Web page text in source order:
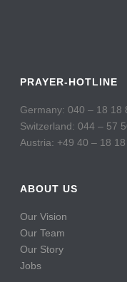
PRAYER-HOTLINE
Germany: 040 – 18 18
Switzerland: 044 – 57
Austria: +49 40 – 18
ABOUT US
Our Vision
Our Team
Our Story
Jobs